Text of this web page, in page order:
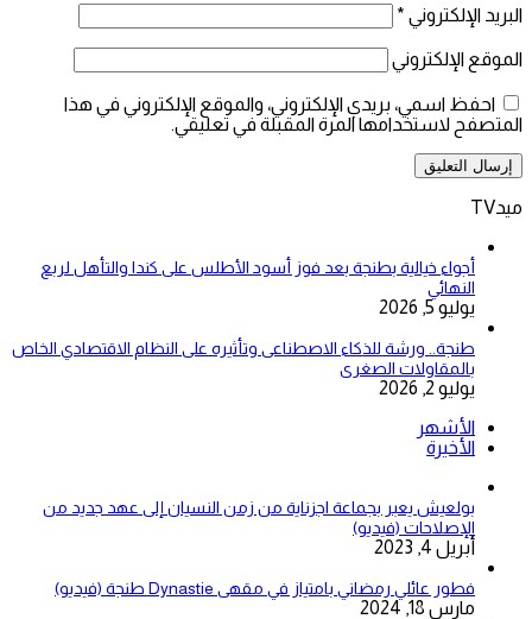
البريد الإلكتروني *
الموقع الإلكتروني
احفظ اسمي، بريدي الإلكتروني، والموقع الإلكتروني في هذا
المتصفح لاستخدامها المرة المقبلة في تعليقي.
ميدTV
أجواء خيالية بطنجة بعد فوز أسود الأطلس على كندا والتأهل لربع
النهائي
يوليو 5, 2026
طنجة.. ورشة للذكاء الاصطناعى وتأثيره على النظام الاقتصادي الخاص
بالمقاولات الصغرى
يوليو 2, 2026
الأشهر
الأخيرة
بولعيش يعبر بجماعة اجزناية من زمن النسيان إلى عهد جديد من
الإصلاحات (فيديو)
أبريل 4, 2023
فطور عائلي رمضاني بامتياز في مقهى Dynastie طنجة (فيديو)
مارس 18, 2024